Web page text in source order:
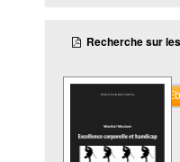
Commander
Recherche sur